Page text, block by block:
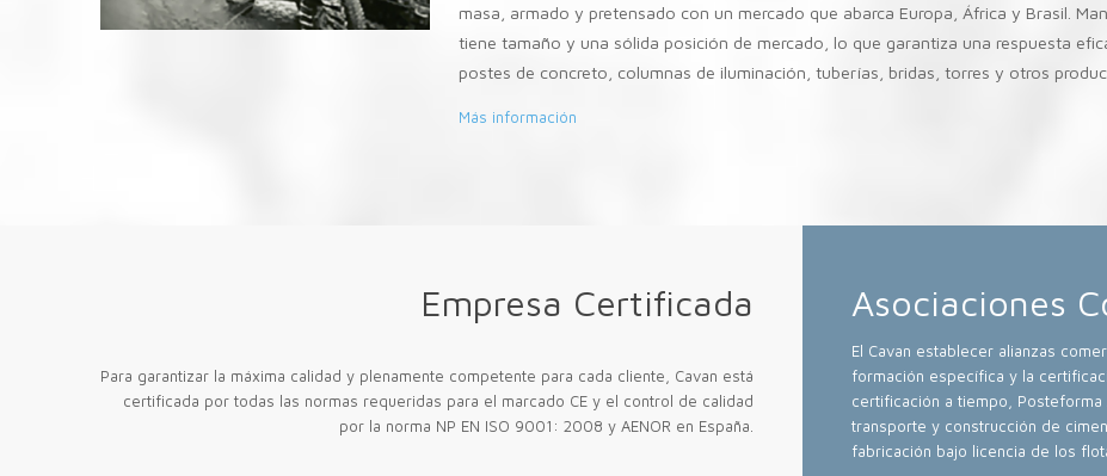
masa, armado y pretensado con un mercado que abarca Europa, África y Brasil.
tiene tamaño y una sólida posición de mercado, lo que garantiza una respuesta
postes de concreto, columnas de iluminación, tuberías, bridas, torres y otros
Más información
Empresa Certificada
Para garantizar la máxima calidad y plenamente competente para cada cliente, Cavan está
certificada por todas las normas requeridas para el marcado CE y el control de calidad
por la norma NP EN ISO 9001: 2008 y AENOR en España.
Asociaciones
El Cavan establecer alianzas
formación específica y la
certificación a tiempo, Posteforma
transporte y construcción de
fabricación bajo licencia de los